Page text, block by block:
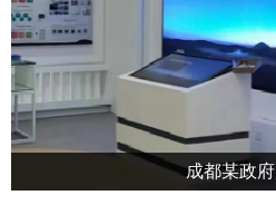
成都某政